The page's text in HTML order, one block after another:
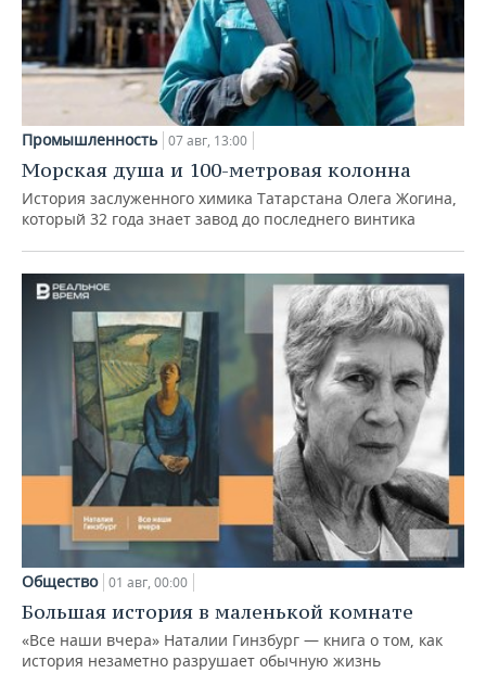
Промышленность 07 авг, 13:00
Морская душа и 100-метровая колонна
История заслуженного химика Татарстана Олега Жогина,
который 32 года знает завод до последнего винтика
Общество 01 авг, 00:00
Большая история в маленькой комнате
«Все наши вчера» Наталии Гинзбург — книга о том, как
история незаметно разрушает обычную жизнь